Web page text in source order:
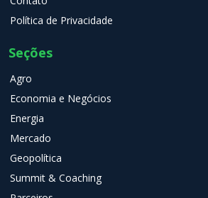
Política de Privacidade
Seções
Agro
Economia e Negócios
Energia
Mercado
Geopolítica
Summit & Coaching